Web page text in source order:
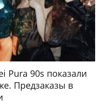
Pura 90s показали
Предзаказы в